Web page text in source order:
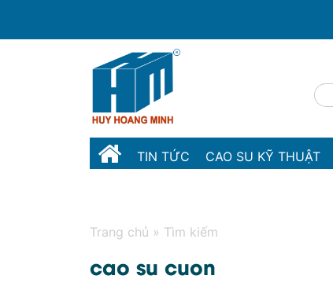
TIN TỨC CAO SU KỸ THUẬT
Trang chủ » Tìm kiếm
cao su cuon